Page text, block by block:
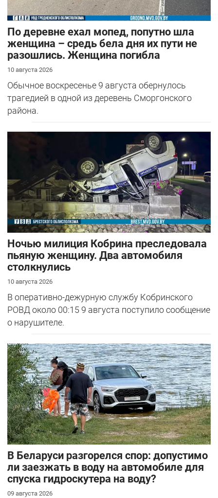
По деревне ехал мопед, попутно шла
женщина – средь бела дня их пути не
разошлись. Женщина погибла
10 августа 2026
Обычное воскресенье 9 августа обернулось
трагедией в одной из деревень Сморгонского
района.
Ночью милиция Кобрина преследовала
пьяную женщину. Два автомобиля
столкнулись
10 августа 2026
В оперативно-дежурную службу Кобринского
РОВД около 00:15 9 августа поступило сообщение
о нарушителе.
В Беларуси разгорелся спор: допустимо
ли заезжать в воду на автомобиле для
спуска гидроскутера на воду?
09 августа 2026